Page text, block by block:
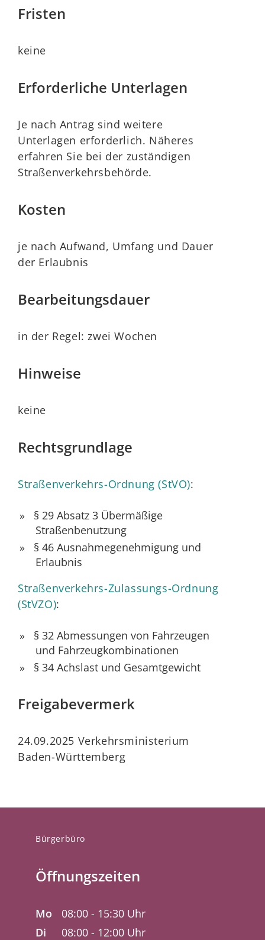
Fristen
keine
Erforderliche Unterlagen
Je nach Antrag sind weitere
Unterlagen erforderlich. Näheres
erfahren Sie bei der zuständigen
Straßenverkehrsbehörde.
Kosten
je nach Aufwand, Umfang und Dauer
der Erlaubnis
Bearbeitungsdauer
in der Regel: zwei Wochen
Hinweise
keine
Rechtsgrundlage
Straßenverkehrs-Ordnung (StVO):
§ 29 Absatz 3 Übermäßige
Straßenbenutzung
§ 46 Ausnahmegenehmigung und
Erlaubnis
Straßenverkehrs-Zulassungs-Ordnung
(StVZO):
§ 32 Abmessungen von Fahrzeugen
und Fahrzeugkombinationen
§ 34 Achslast und Gesamtgewicht
Freigabevermerk
24.09.2025 Verkehrsministerium
Baden-Württemberg
Bürgerbüro
Öffnungszeiten
Mo
08:00 - 15:30 Uhr
Di
08:00 - 12:00 Uhr